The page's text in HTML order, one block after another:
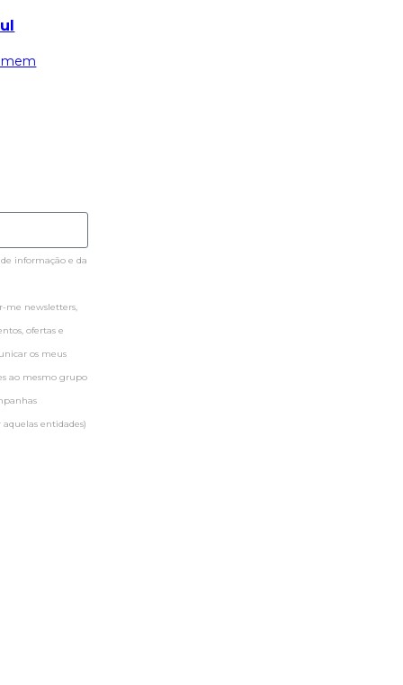
informação e da
me newsletters,
ofertas e
os meus
ao mesmo grupo
entidades)